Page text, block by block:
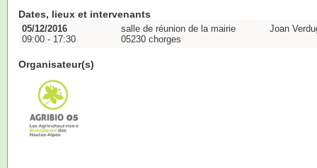
Dates, lieux et intervenants
05/12/2016
09:00 - 17:30
salle de réunion de la mairie
05230 chorges
Joan
Organisateur(s)